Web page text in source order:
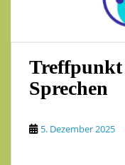
Treffpunkt
Sprechen
5. Dezember 2025